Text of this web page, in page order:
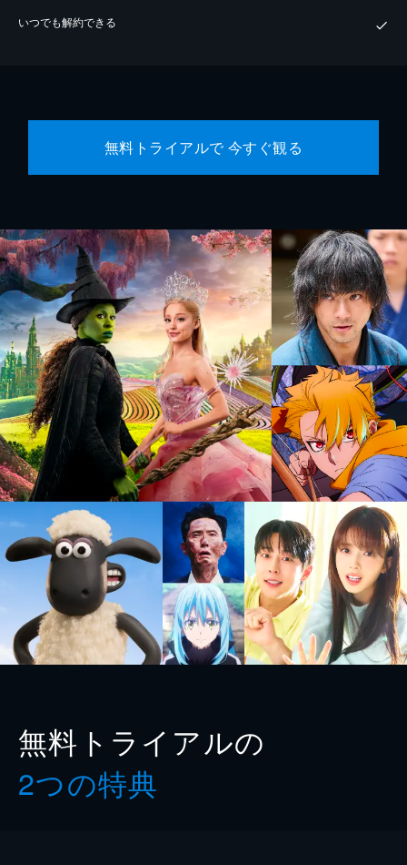
いつでも解約できる
無料トライアルで 今すぐ観る
無料トライアルの
2つの特典